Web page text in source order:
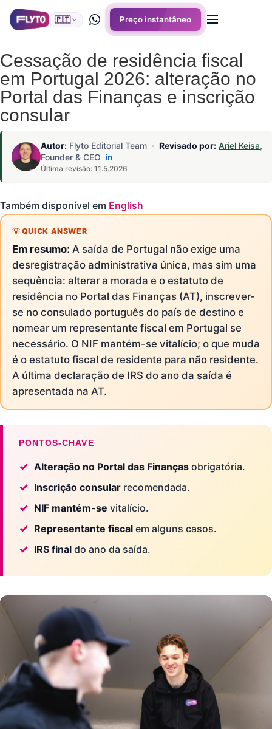
🇵🇹 Preço instantâneo
Cessação de residência fiscal
em Portugal 2026: alteração no
Portal das Finanças e inscrição
consular
Autor: Flyto Editorial Team · Revisado por: Ariel Keisa,
Founder & CEO in
Última revisão: 11.5.2026
Também disponível em English
Em resumo: A saída de Portugal não exige uma
desregistração administrativa única, mas sim uma
sequência: alterar a morada e o estatuto de
residência no Portal das Finanças (AT), inscrever-
se no consulado português do país de destino e
nomear um representante fiscal em Portugal se
necessário. O NIF mantém-se vitalício; o que muda
é o estatuto fiscal de residente para não residente.
A última declaração de IRS do ano da saída é
apresentada na AT.
PONTOS-CHAVE
Alteração no Portal das Finanças obrigatória.
Inscrição consular recomendada.
NIF mantém-se vitalício.
Representante fiscal em alguns casos.
IRS final do ano da saída.